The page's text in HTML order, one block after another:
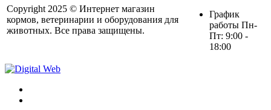
Copyright 2025 © Интернет магазин
кормов, ветеринарии и оборудования для
животных. Все права защищены.
График
работы Пн-
Пт: 9:00 -
18:00